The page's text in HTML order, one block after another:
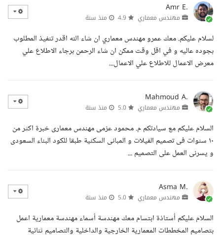
Amr E.
مهندس معماري منذ سنة
لسلام عليكم. معك عمرو مهندس معماري ان شاء الله اقدر تنفيذ المطلوب
بجوده عاليه و في اقل وقت ممكن ان شاء الرحمن برجاء الاطلاع علي
معرض الاعمال للاطلاع علي الاعمال...
Mahmoud A.
مهندس معماري منذ سنة
السلام عليكم مع سيادتكم م. محمود عزمى مهندس معمارى خبرة اكثر من
١٠ سنوات فى تصميم الفيلات و المبانى السكنية طبقا للكود البناء السعودى
و يسرنى العمل على التصميم ...
Asma M.
مهندس معماري منذ سنة
السلام عليكم أستاذة ابتسام معك مهندسة أسماء مهندسة معمارية اعمل
بتصاميم المخططات المعمارية الخارجية والداخلية والتصاميم ثنائية